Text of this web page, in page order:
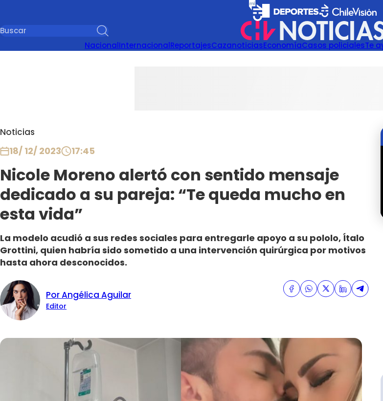
NacionalInternacionalReportajesCazanoticiasEconomíaCasos policialesTe
Noticias
18/ 12/ 2023 17:45
Nicole Moreno alertó con sentido mensaje
dedicado a su pareja: “Te queda mucho en
esta vida”
La modelo acudió a sus redes sociales para entregarle apoyo a su pololo, Ítalo
Grottini, quien habría sido sometido a una intervención quirúrgica por motivos
hasta ahora desconocidos.
Por Angélica Aguilar
Editor